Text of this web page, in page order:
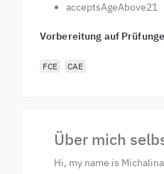
acceptsAgeAbove21
Vorbereitung auf
FCE CAE
Über mich
Hi, my name is